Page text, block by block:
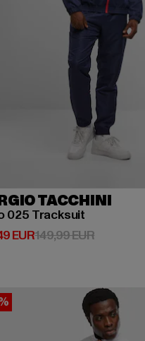
TACCHINI
025 Tracksuit
EURPreis: 118,49 EUR
149,99 EUR